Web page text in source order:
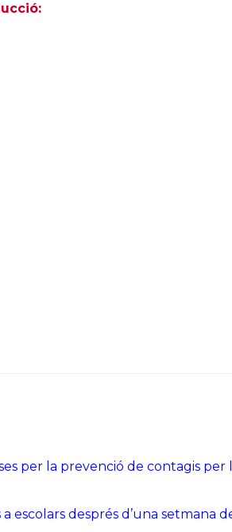
per la prevenció de contagis per
escolars després d’una setmana